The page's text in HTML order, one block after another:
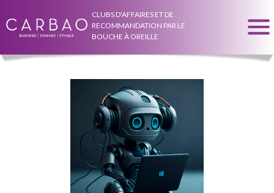
CLUBS D'AFFAIRES ET DE
RECOMMANDATION PAR LE
BOUCHE À OREILLE